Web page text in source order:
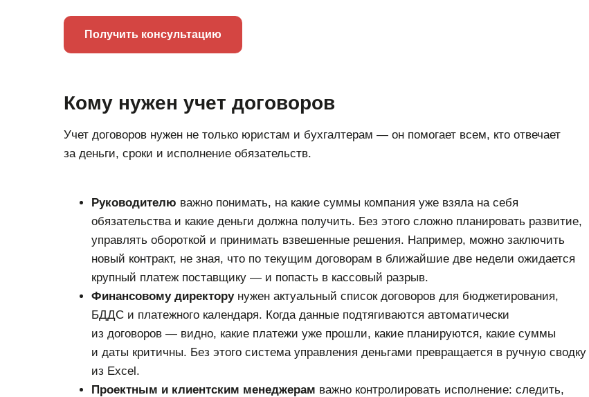
Получить консультацию
Кому нужен учет договоров
Учет договоров нужен не только юристам и бухгалтерам — он помогает всем, кто отвечает
за деньги, сроки и исполнение обязательств.
Руководителю важно понимать, на какие суммы компания уже взяла на себя
обязательства и какие деньги должна получить. Без этого сложно планировать развитие,
управлять обороткой и принимать взвешенные решения. Например, можно заключить
новый контракт, не зная, что по текущим договорам в ближайшие две недели ожидается
крупный платеж поставщику — и попасть в кассовый разрыв.
Финансовому директорунужен актуальный список договоров для бюджетирования,
БДДС и платежного календаря. Когда данные подтягиваются автоматически
из договоров — видно, какие платежи уже прошли, какие планируются, какие суммы
и даты критичны. Без этого система управления деньгами превращается в ручную сводку
из Excel.
Проектным и клиентским менеджерам важно контролировать исполнение: следить,